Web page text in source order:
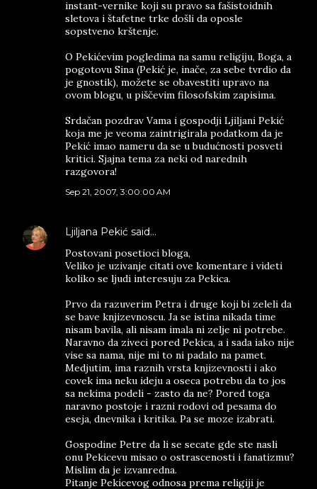
instant-vernike koji su pravo sa fašistoidnih
sletova i štafetne trke došli da oposle
sopstveno krštenje.
O Pekićevim pogledima na samu religiju, Boga, a
pogotovu Sina (Pekić je, inače, za sebe tvrdio da
je gnostik), možete se obavestiti upravo na
ovom blogu, u piščevim filosofskim zapisima.
Srdačan pozdrav Vama i gospodji Ljiljani Pekić
koja me je veoma zaintrigirala podatkom da je
Pekić imao nameru da se u budućnosti posveti
kritici. Sjajna tema za neki od narednih
razgovora!
Sep 21, 2007, 3:00:00 AM
Ljiljana Pekić said…
Postovani posetioci bloga,
Veliko je uzivanje citati ove komentare i videti
koliko se ljudi interesuju za Pekica.
Prvo da razuverim Petra i druge koji bi zeleli da
se bave knjizevnoscu. Ja se istina nikada time
nisam bavila, ali nisam imala ni zelje ni potrebe.
Naravno da ziveci pored Pekica, a i sada iako nije
vise sa nama, nije mi to ni padalo na pamet.
Medjutim, ima raznih vrsta knjizevnosti i ako
covek ima neku ideju a oseca potrebu da to jos
sa nekima podeli - zasto da ne? Pored toga
naravno postoje i razni rodovi od pesama do
eseja, dnevnika i kritika. Pa se moze izabrati.
Gospodine Petre da li se secate gde ste nasli
onu Pekicevu misao o ostrascenosti i fanatizmu?
Mislim da je izvanredna.
Pitanje Pekicevog odnosa prema religiji je